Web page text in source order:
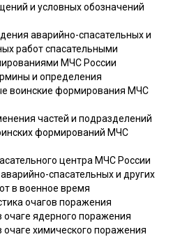
и условных обозначений
аварийно-спасательных и
работ спасательными
МЧС России
и определения
воинские формирования МЧС
частей и подразделений
формирований МЧС
центра МЧС России
спасательных и других
в военное время
очагов поражения
очаге ядерного поражения
очаге химического поражения